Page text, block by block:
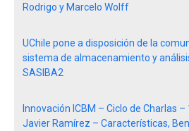
Rodrigo y Marcelo Wolff
UChile pone a disposición de la
sistema de almacenamiento y
SASIBA2
Innovación ICBM – Ciclo de Charlas
Javier Ramírez – Características,